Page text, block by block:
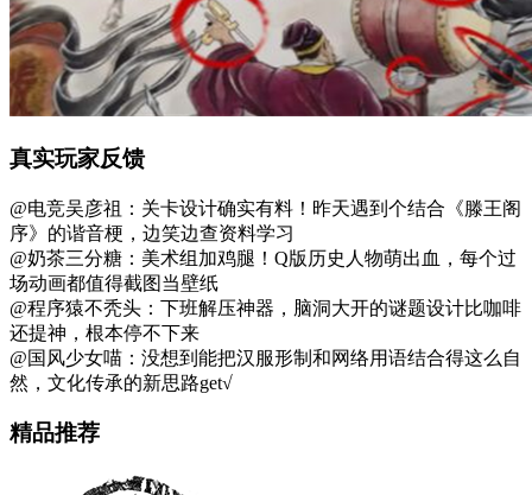
真实玩家反馈
@电竞吴彦祖：关卡设计确实有料！昨天遇到个结合《滕王阁
序》的谐音梗，边笑边查资料学习
@奶茶三分糖：美术组加鸡腿！Q版历史人物萌出血，每个过
场动画都值得截图当壁纸
@程序猿不秃头：下班解压神器，脑洞大开的谜题设计比咖啡
还提神，根本停不下来
@国风少女喵：没想到能把汉服形制和网络用语结合得这么自
然，文化传承的新思路get√
精品推荐